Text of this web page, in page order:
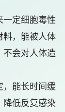
一定细胞毒性
料，能被人体
不会对人体造
，能长时间缓
降低反复感染